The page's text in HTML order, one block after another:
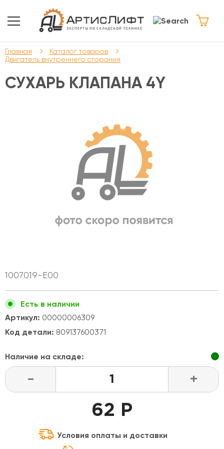
Главная
Каталог товаров
Двигатель внутреннего сгорания
СУХАРЬ КЛАПАНА 4Y
1007019-E00
Есть в наличии
Артикул: 00000006309
Код детали: 809137600371
Наличие на складе:
- +
62 Р
Условия оплаты и доставки